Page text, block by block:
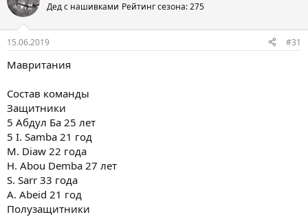
Дед с нашивками Рейтинг сезона: 275
15.06.2019 #31
Мавритания
Состав команды
Защитники
5 Абдул Ба 25 лет
5 I. Samba 21 год
M. Diaw 22 года
H. Abou Demba 27 лет
S. Sarr 33 года
A. Abeid 21 год
Полузащитники